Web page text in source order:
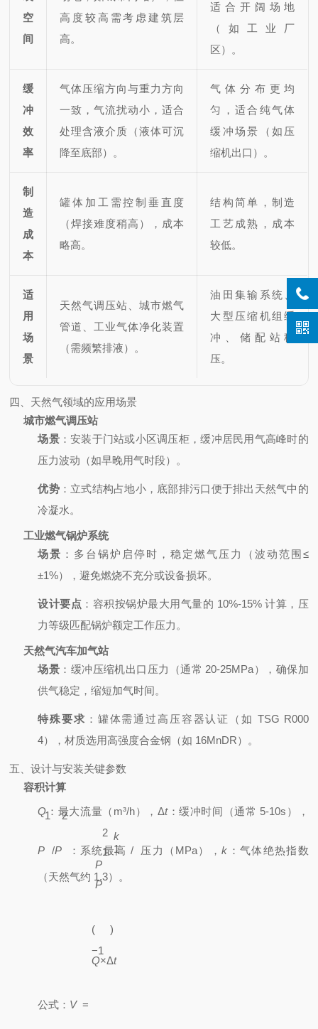
空
间
高度较高需考虑建筑层
高。
适合开阔场地
（如工业厂
区）。
缓
冲
效
率
气体压缩方向与重力方向
一致，气流扰动小，适合
处理含液介质（液体可沉
降至底部）。
气体分布更均
匀，适合纯气体
缓冲场景（如压
缩机出口）。
制
造
成
本
罐体加工需控制垂直度
（焊接难度稍高），成本
略高。
结构简单，制造
工艺成熟，成本
较低。
适
用
场
景
天然气调压站、城市燃气
管道、工业气体净化装置
（需频繁排液）。
油田集输系统、
大型压缩机组缓
冲、储配站稳
压。
四、天然气领域的应用场景
城市燃气调压站
场景：安装于门站或小区调压柜，缓冲居民用气高峰时的
压力波动（如早晚用气时段）。
优势：立式结构占地小，底部排污口便于排出天然气中的
冷凝水。
工业燃气锅炉系统
场景 ：多台锅炉启停时，稳定燃气压力（波动范围≤
±1%），避免燃烧不充分或设备损坏。
设计要点 ：容积按锅炉最大用气量的 10%-15% 计算，压
力等级匹配锅炉额定工作压力。
天然气汽车加气站
场景 ：缓冲压缩机出口压力（通常 20-25MPa），确保加
供气稳定，缩短加气时间。
特殊要求 ：罐体需通过高压容器认证（如 TSG R000
4），材质选用高强度合金钢（如 16MnDR）。
五、设计与安装关键参数
容积计算
Q：最大流量（m³/h）， Δt：缓冲时间（通常 5-10s），
P
1
/P
2
：系统最高 / 压力（MPa），k ：气体绝热指数
（天然气约 1.3）。
公式： V =
(
P
2
P
1
)
k
1
−1
Q×Δt